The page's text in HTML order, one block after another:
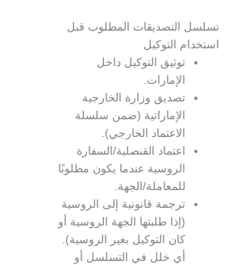
المطلوب قبل
التوكيل
التوكيل داخل
وزارة الخارجية
(ضمن سلسلة
الخارجي).
القنصلية/السفارة
عندما يكون مطلوبًا
الجهة.
قانونية إلى الروسية
طلبتها الجهة الروسية أو
التوكيل بغير الروسية).
خلل في التسلسل أو